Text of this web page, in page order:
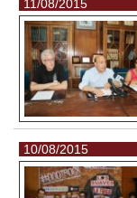
11/08/2015
10/08/2015